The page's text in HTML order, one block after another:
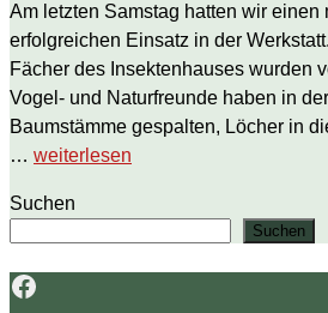
Am letzten Samstag hatten wir einen
erfolgreichen Einsatz in der
Fächer des Insektenhauses wurden
Vogel- und Naturfreunde haben in
Baumstämme gespalten, Löcher in
… weiterlesen
Suchen
Suchen
Facebook